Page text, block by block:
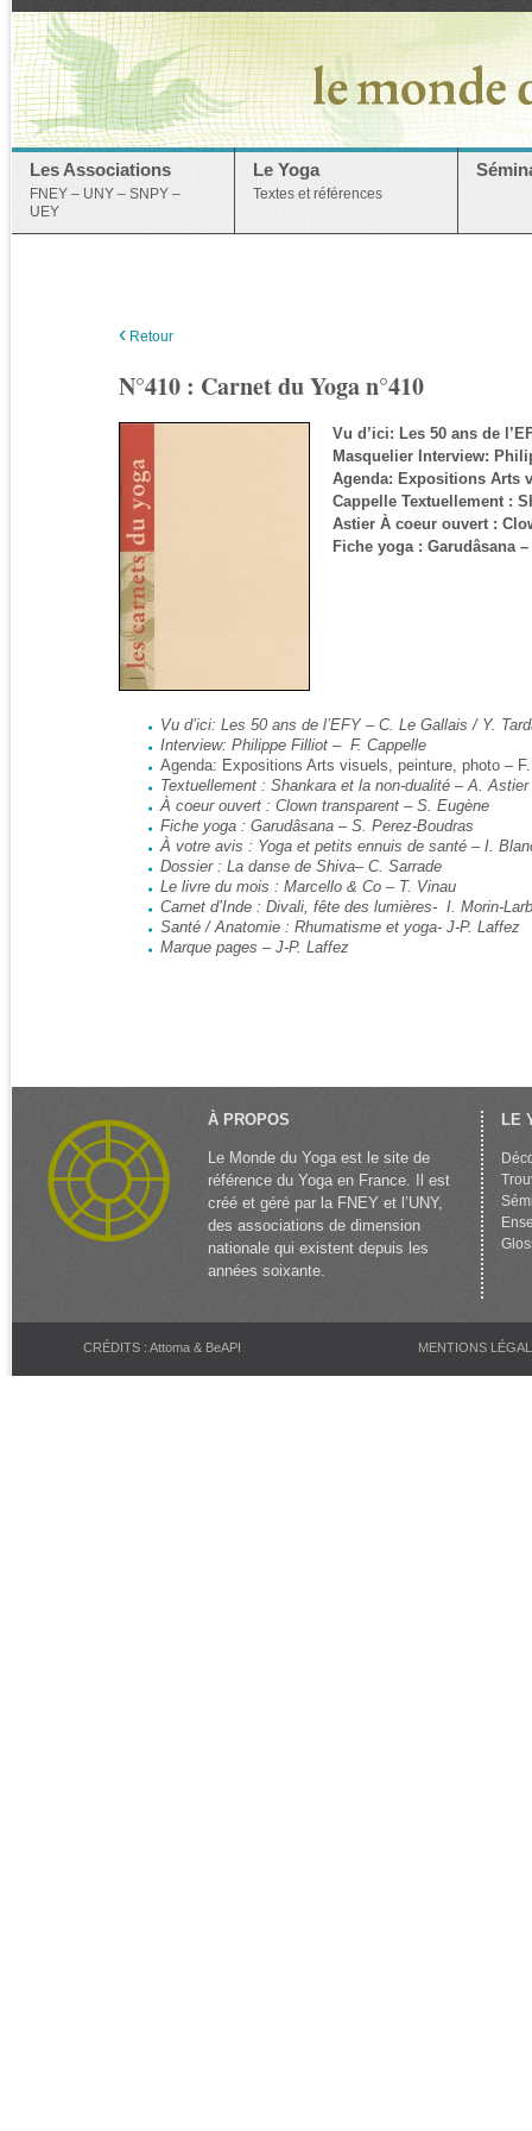
Les Associations
FNEY – UNY – SNPY –
UEY
Le Yoga
Textes et références
‹ Retour
N°410 : Carnet du Yoga n°410
Vu d’ici: Les 50 ans de
Masquelier Interview:
Agenda: Expositions Arts
Cappelle Textuellement :
Astier À coeur ouvert :
Fiche yoga : Garudâsana
Vu d’ici: Les 50 ans de l’EFY – C. Le Gallais / Y.
Interview: Philippe Filliot – F. Cappelle
Agenda: Expositions Arts visuels, peinture, photo –
Textuellement : Shankara et la non-dualité – A. Astier
À coeur ouvert : Clown transparent – S. Eugène
Fiche yoga : Garudâsana – S. Perez-Boudras
À votre avis : Yoga et petits ennuis de santé – I.
Dossier : La danse de Shiva– C. Sarrade
Le livre du mois : Marcello & Co – T. Vinau
Carnet d’Inde : Divali, fête des lumières- I. Morin-
Santé / Anatomie : Rhumatisme et yoga- J-P. Laffez
Marque pages – J-P. Laffez
À PROPOS
Le Monde du Yoga est le site de
référence du Yoga en France. Il est
créé et géré par la FNEY et l’UNY,
des associations de dimension
nationale qui existent depuis les
années soixante.
LE
CRÉDITS : Attoma & BeAPI MENTIONS